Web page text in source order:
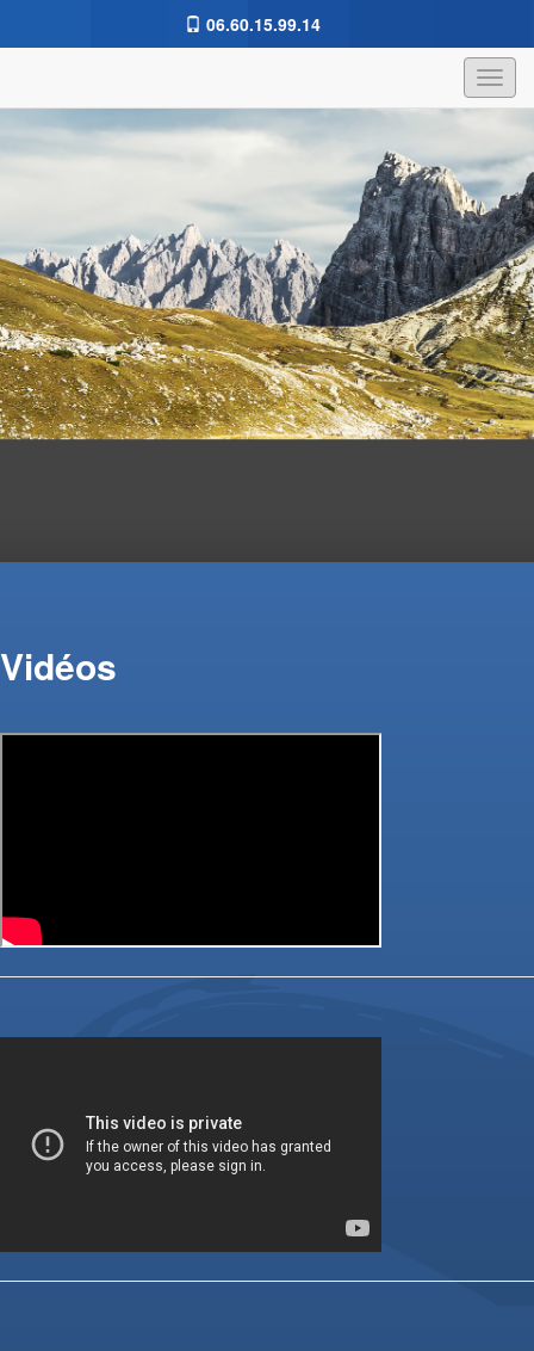
06.60.15.99.14
Vidéos